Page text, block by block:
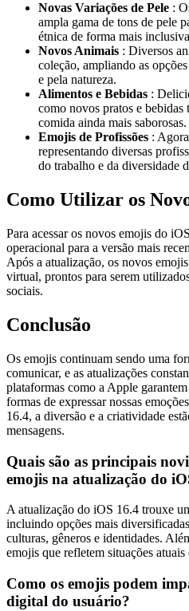
Novas Variações de Pele :
ampla gama de tons de pele
étnica de forma mais
Novos Animais : Diversos
coleção, ampliando as
e pela natureza.
Alimentos e Bebidas :
como novos pratos e bebidas
comida ainda mais saborosas.
Emojis de Profissões :
representando diversas
do trabalho e da diversidade
Como Utilizar os
Para acessar os novos emojis do
operacional para a versão mais
Após a atualização, os novos
virtual, prontos para serem
sociais.
Conclusão
Os emojis continuam sendo uma
comunicar, e as atualizações
plataformas como a Apple
formas de expressar nossas
16.4, a diversão e a criatividade
mensagens.
Quais são as principais
emojis na atualização do
A atualização do iOS 16.4 trouxe
incluindo opções mais
culturas, gêneros e identidades.
emojis que refletem situações
Como os emojis podem
digital do usuário?